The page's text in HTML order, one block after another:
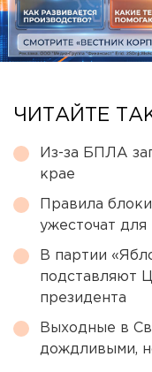
ЧИТАЙТЕ
Из-за БПЛА
крае
Правила
ужесточат для
В партии
подставляют
президента
Выходные в
дождливыми,